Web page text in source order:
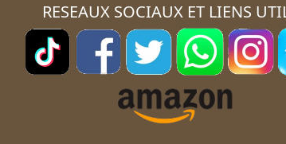
RESEAUX SOCIAUX ET LIENS